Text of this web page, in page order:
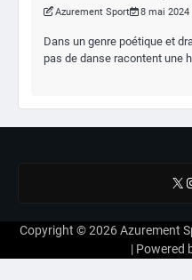
Azurement Sport 8 mai 2024
Dans un genre poétique et
pas de danse racontent une
X
Copyright © 2026Azurement
| Powered